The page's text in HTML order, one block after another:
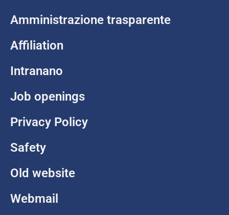
Amministrazione trasparente
Affiliation
Intranano
Job openings
Privacy Policy
Safety
Old website
Webmail